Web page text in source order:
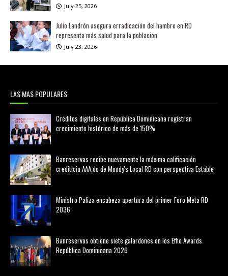
July 25, 2026
Julio Landrón asegura erradicación del hambre en RD
representa más salud para la población
July 23, 2026
LAS MAS POPULARES
Créditos digitales en República Dominicana registran
crecimiento histórico de más de 150%
Banreservas recibe nuevamente la máxima calificación
crediticia AAA.do de Moody's Local RD con perspectiva Estable
Ministro Paliza encabeza apertura del primer Foro Meta RD
2036
Banreservas obtiene siete galardones en los Effie Awards
República Dominicana 2026